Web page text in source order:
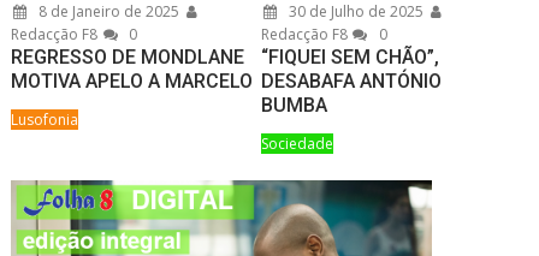
8 de Janeiro de 2025
Redacção F8
0
REGRESSO DE MONDLANE
MOTIVA APELO A MARCELO
Lusofonia
30 de Julho de 2025
Redacção F8
0
“FIQUEI SEM CHÃO”,
DESABAFA ANTÓNIO
BUMBA
Sociedade